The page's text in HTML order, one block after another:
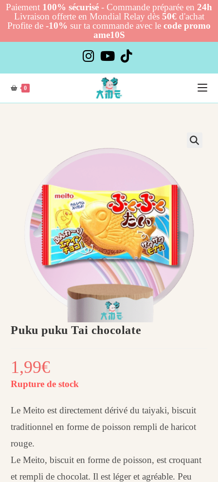
Paiement 100% sécurisé - Commande préparée en 24h
Livraison offerte en Mondial Relay dès 50€d'achat
Profite de -10% sur ta commande avec le code promo
ame10S
content
0
Puku puku Tai chocolate
1,99€
Rupture de stock
Le Meito est directement dérivé du taiyaki, biscuit
traditionnel en forme de poisson rempli de haricot
rouge.
Le Meito, biscuit en forme de poisson, est croquant
et rempli de chocolat. Il est léger et agréable. Peu